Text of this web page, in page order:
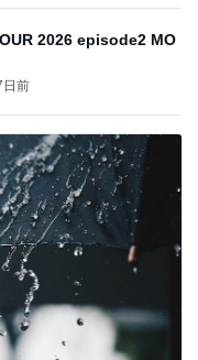
2026 episode2 MO
日前